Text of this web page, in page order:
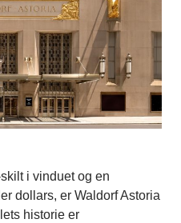
skilt i vinduet og en
dollars, er Waldorf Astoria
historie er